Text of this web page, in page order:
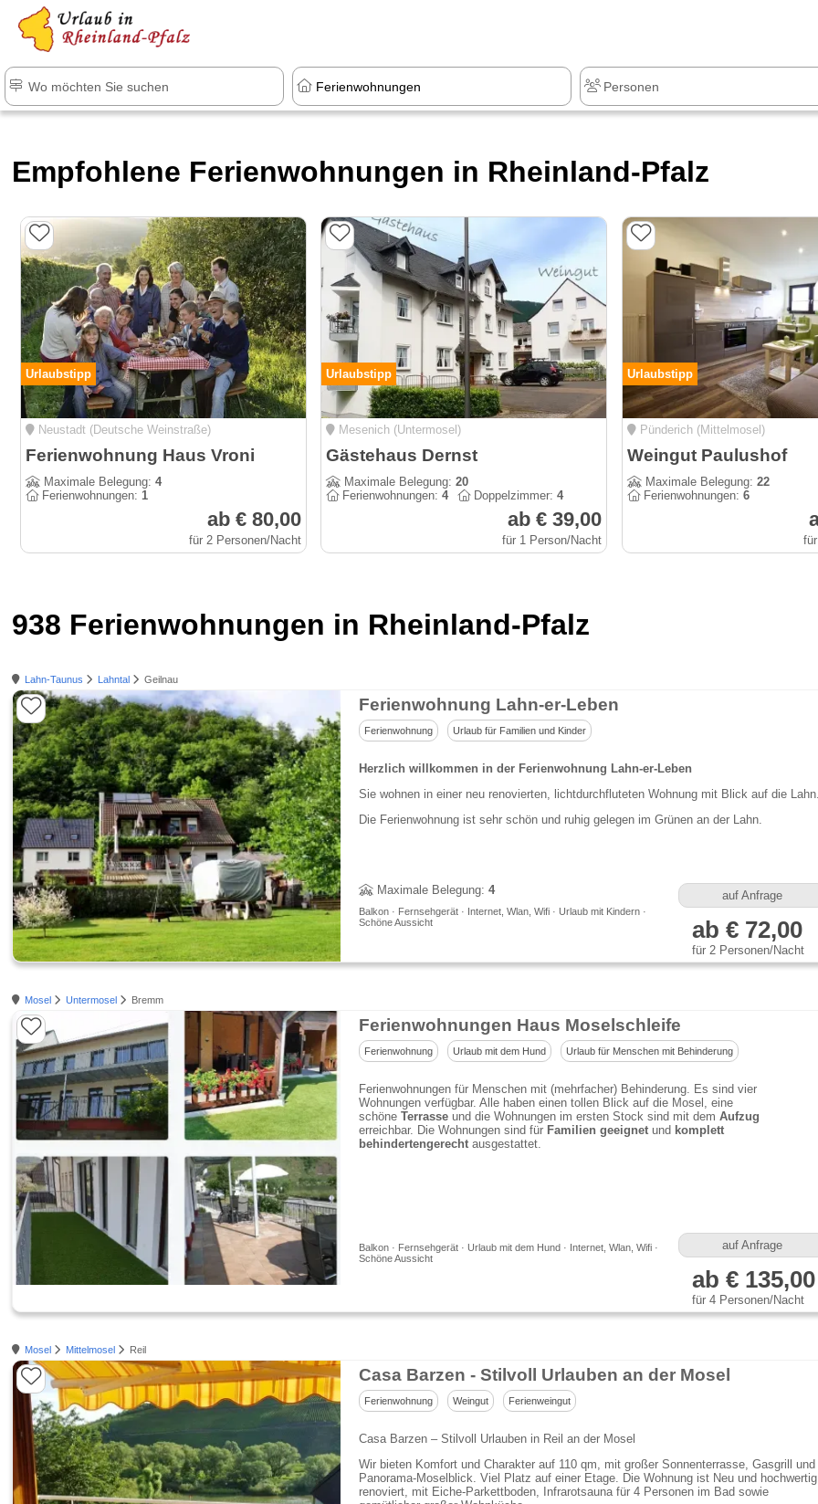
Empfohlene Ferienwohnungen in Rheinland-Pfalz
Urlaubstipp
Neustadt (Deutsche Weinstraße)
Ferienwohnung Haus Vroni
Maximale Belegung:4
Ferienwohnungen:1
ab € 80,00
für 2 Personen/Nacht
Urlaubstipp
Mesenich (Untermosel)
Gästehaus Dernst
Maximale Belegung:20
Ferienwohnungen:4 Doppelzimmer:4
ab € 39,00
für 1 Person/Nacht
Urlaubstipp
Pünderich (Mittelmosel)
Weingut Paulushof
Maximale Belegung: 22
Ferienwohnungen: 6
938 Ferienwohnungen in Rheinland-Pfalz
Lahn-Taunus Lahntal Geilnau
Ferienwohnung Lahn-er-Leben
Ferienwohnung Urlaub für Familien und Kinder
Herzlich willkommen in der Ferienwohnung Lahn-er-Leben
Sie wohnen in einer neu renovierten, lichtdurchfluteten Wohnung mit Blick auf die Lahn.
Die Ferienwohnung ist sehr schön und ruhig gelegen im Grünen an der Lahn.
Maximale Belegung: 4
Balkon · Fernsehgerät · Internet, Wlan, Wifi · Urlaub mit Kindern ·
Schöne Aussicht
auf Anfrage
ab € 72,00
für 2 Personen/Nacht
Mosel Untermosel Bremm
Ferienwohnungen Haus Moselschleife
Ferienwohnung Urlaub mit dem Hund Urlaub für Menschen mit Behinderung
Ferienwohnungen für Menschen mit (mehrfacher) Behinderung. Es sind vier
Wohnungen verfügbar. Alle haben einen tollen Blick auf die Mosel, eine
schöne Terrasseund die Wohnungen im ersten Stock sind mit dem Aufzug
erreichbar. Die Wohnungen sind für Familien geeignetund komplett
behindertengerechtausgestattet.
Balkon · Fernsehgerät · Urlaub mit dem Hund · Internet, Wlan, Wifi ·
Schöne Aussicht
auf Anfrage
ab € 135,00
für 4 Personen/Nacht
Mosel Mittelmosel Reil
Casa Barzen - Stilvoll Urlauben an der Mosel
Ferienwohnung Weingut Ferienweingut
Casa Barzen – Stilvoll Urlauben in Reil an der Mosel
Wir bieten Komfort und Charakter auf 110 qm, mit großer Sonnenterrasse, Gasgrill und
Panorama-Moselblick. Viel Platz auf einer Etage. Die Wohnung ist Neu und hochwertig
renoviert, mit Eiche-Parkettboden, Infrarotsauna für 4 Personen im Bad sowie